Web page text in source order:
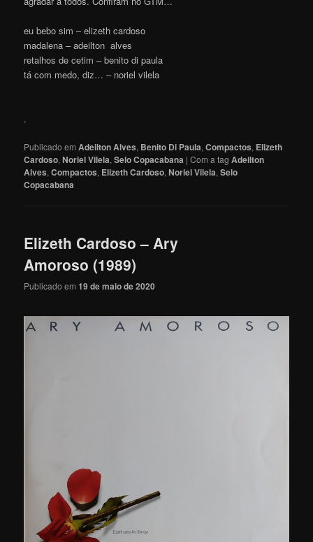
eu bebo sim – elizeth cardoso
madalena – adeilton alves
retalhos de cetim – benito di paula
tá com medo, diz… – noriel vilela
.
Publicado em Adeilton Alves, Benito Di Paula,Compactos, Elizeth
Cardoso,Noriel Vilela,Selo Copacabana |Com a tagAdeilton
Alves,Compactos, Elizeth Cardoso,Noriel Vilela,Selo
Copacabana
Elizeth Cardoso – Ary
Amoroso (1989)
Publicado em19 de maio de 2020